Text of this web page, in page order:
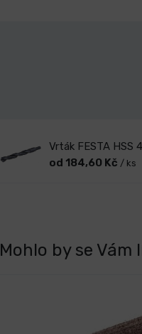
Vrták FESTA HSS
od 184,60 Kč / ks
Mohlo by se Vám